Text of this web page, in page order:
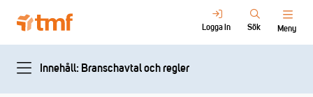
Logga in Sök Meny
Innehåll: Branschavtal och regler